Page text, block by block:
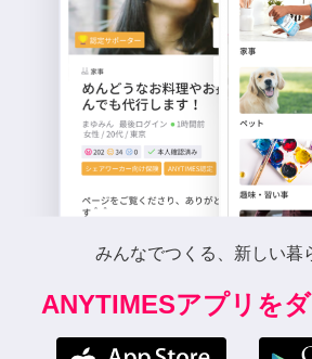
みんなでつくる、新しい暮
ANYTIMESアプリを